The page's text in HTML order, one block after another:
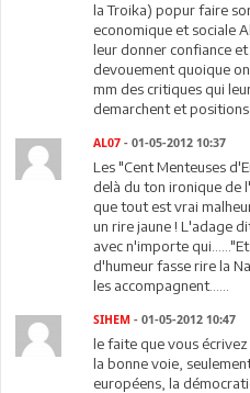
la Troika) popur faire
economique et sociale
leur donner confiance
devouement quoique
mm des critiques qui
demarchent et
AL07 - 01-05-2012 10:37
Les "Cent Menteuses
delà du ton ironique de
que tout est vrai
un rire jaune ! L'adage
avec n'importe
d'humeur fasse rire la
les accompagnent......
SIHEM - 01-05-2012 10:47
le faite que vous
la bonne voie,
européens, la